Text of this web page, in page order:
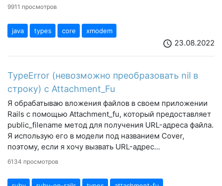
9911 просмотров
java types core xmodem
schedule 23.08.2022
TypeError (невозможно преобразовать nil в
строку) с Attachment_Fu
Я обрабатываю вложения файлов в своем приложении
Rails с помощью Attachment_fu, который предоставляет
public_filename метод для получения URL-адреса файла.
Я использую его в модели под названием Cover,
поэтому, если я хочу вызвать URL-адрес...
6134 просмотров